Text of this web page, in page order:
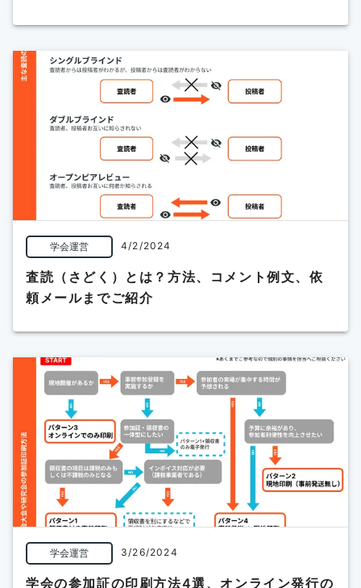
学会運営 4/2/2024
査読（さどく）とは？方法、コメント例文、依
頼メールまでご紹介
学会運営 3/26/2024
学会の参加証の印刷方法4選、オンライン発行の